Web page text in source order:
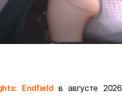
Endfieldв августе 2026